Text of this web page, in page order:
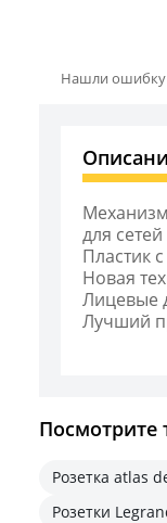
Нашли ошибку
для
Пластик
Новая
Лицевые
Лучший
Посмотрите
Розетка atlas
Розетки